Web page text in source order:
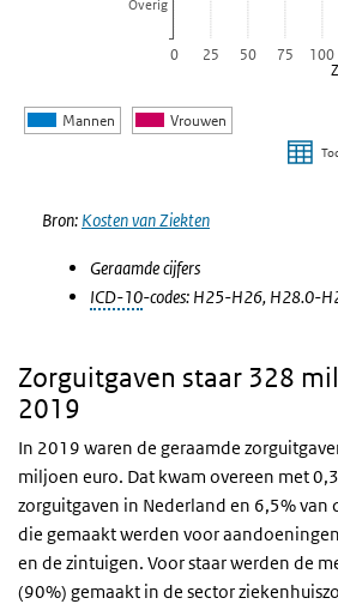
Mannen Vrouwen
0 25 50 75 100
Overig
Bron: Kosten van Ziekten
Geraamde cijfers
ICD-10-codes: H25-H26, H28.0-
Zorguitgaven staar 328
2019
In 2019 waren de geraamde
miljoen euro. Dat kwam overeen met
zorguitgaven in Nederland en 6,5% van
die gemaakt werden voor
en de zintuigen. Voor staar werden de
(90%) gemaakt in de sector